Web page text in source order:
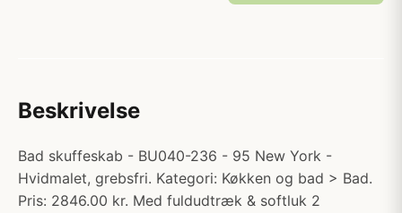
Beskrivelse
Bad skuffeskab - BU040-236 - 95 New York -
Hvidmalet, grebsfri. Kategori: Køkken og bad > Bad.
Pris: 2846.00 kr. Med fuldudtræk & softluk 2